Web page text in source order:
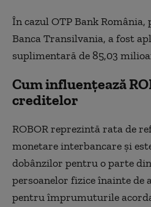
În cazul OTP Bank
Banca Transilvania, a fost
suplimentară de 85,03
Cum influențează
creditelor
ROBOR reprezintă rata de
monetare interbancare și
dobânzilor pentru o parte
persoanelor fizice înainte de
pentru împrumuturile